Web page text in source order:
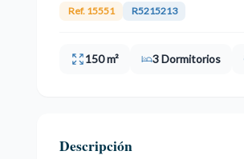
Ref. 15551 R5215213
150 m² 3 Dormitorios
Descripción